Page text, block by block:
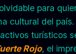
para
cultural del
turísticos
Rojo, el